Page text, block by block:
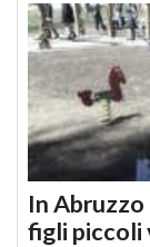
In Abruzzo
figli piccoli